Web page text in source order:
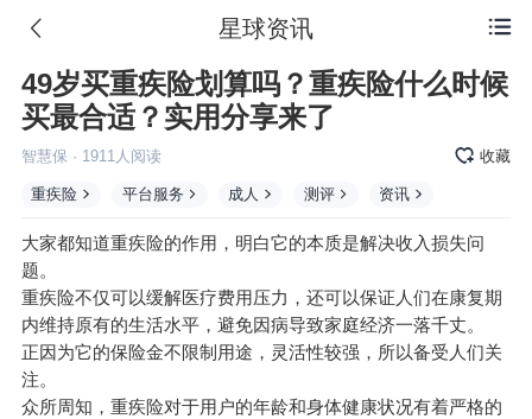
 星球资讯
49岁买重疾险划算吗？重疾险什么时候
买最合适？实用分享来了
智慧保 · 1911 人阅读 收藏
重疾险 平台服务 成人 测评 资讯
大家都知道重疾险的作用，明白它的本质是解决收入损失问
题。
重疾险不仅可以缓解医疗费用压力，还可以保证人们在康复期
内维持原有的生活水平，避免因病导致家庭经济一落千丈。
正因为它的保险金不限制用途，灵活性较强，所以备受人们关
注。
众所周知，重疾险对于用户的年龄和身体健康状况有着严格的